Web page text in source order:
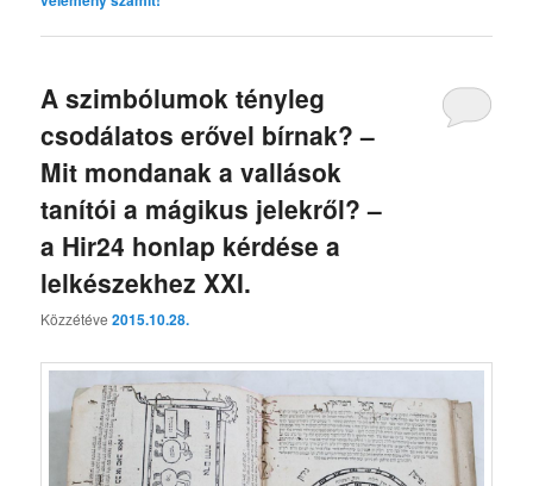
A szimbólumok tényleg
csodálatos erővel bírnak? –
Mit mondanak a vallások
tanítói a mágikus jelekről? –
a Hir24 honlap kérdése a
lelkészekhez XXI.
Közzétéve2015.10.28.